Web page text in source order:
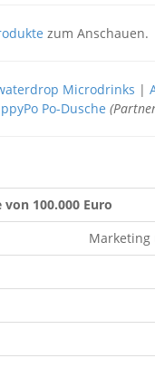
zum Anschauen.
Microdrinks |
Po-Dusche
100.000 Euro
Marketing